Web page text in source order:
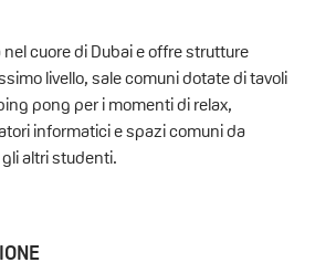
nel cuore di Dubai e offre strutture
livello, sale comuni dotate di tavoli
pong per i momenti di relax,
informatici e spazi comuni da
altri studenti.